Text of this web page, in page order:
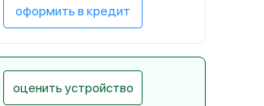
оформить в кредит
оценить устройство